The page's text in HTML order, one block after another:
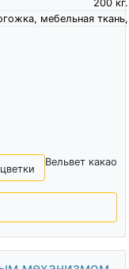
кг.
200
мебельная ткань,
Вельвет какао